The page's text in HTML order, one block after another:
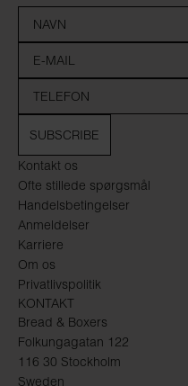
Kontakt os
Ofte stillede spørgsmål
Handelsbetingelser
Anmeldelser
Karriere
Om os
Privatlivspolitik
KONTAKT
Bread & Boxers
Folkungagatan 122
116 30 Stockholm
Sweden
SUBSCRIBE